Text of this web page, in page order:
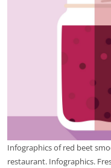
Infographics of red beet
restaurant. Infographics.